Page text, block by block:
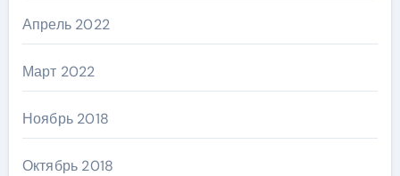
Апрель 2022
Март 2022
Ноябрь 2018
Октябрь 2018